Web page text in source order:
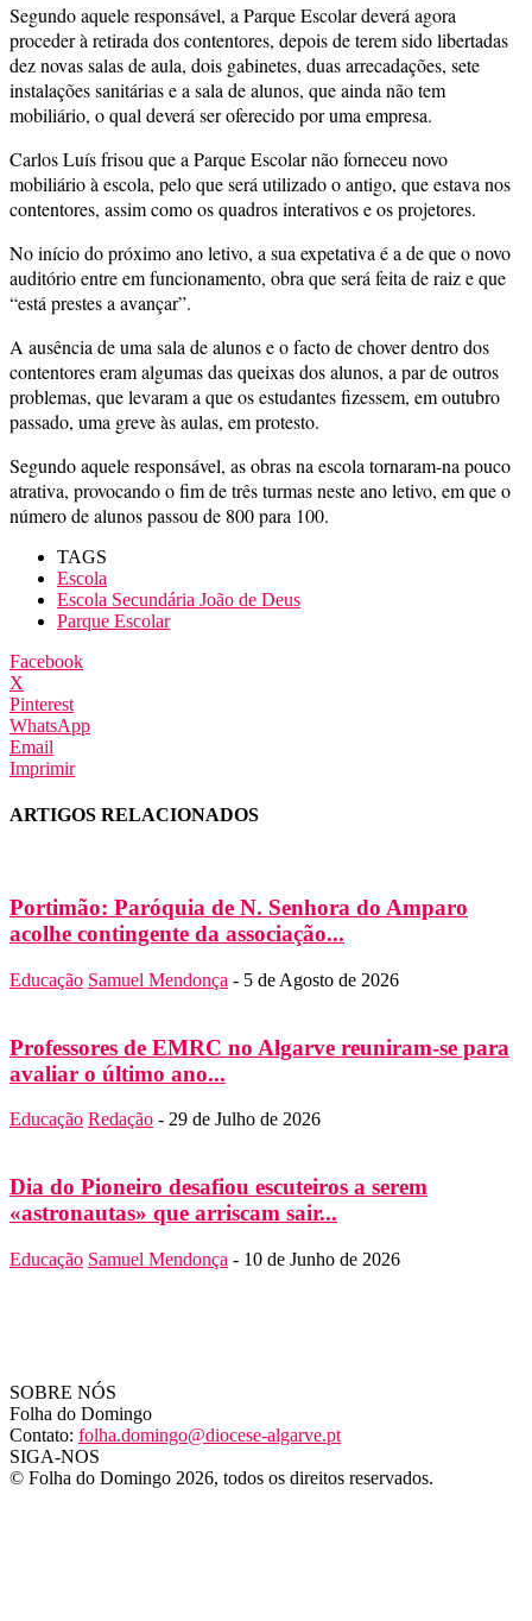
Segundo aquele responsável, a Parque Escolar deverá agora
proceder à retirada dos contentores, depois de terem sido libertadas
dez novas salas de aula, dois gabinetes, duas arrecadações, sete
instalações sanitárias e a sala de alunos, que ainda não tem
mobiliário, o qual deverá ser oferecido por uma empresa.
Carlos Luís frisou que a Parque Escolar não forneceu novo
mobiliário à escola, pelo que será utilizado o antigo, que estava nos
contentores, assim como os quadros interativos e os projetores.
No início do próximo ano letivo, a sua expetativa é a de que o novo
auditório entre em funcionamento, obra que será feita de raiz e que
“está prestes a avançar”.
A ausência de uma sala de alunos e o facto de chover dentro dos
contentores eram algumas das queixas dos alunos, a par de outros
problemas, que levaram a que os estudantes fizessem, em outubro
passado, uma greve às aulas, em protesto.
Segundo aquele responsável, as obras na escola tornaram-na pouco
atrativa, provocando o fim de três turmas neste ano letivo, em que o
número de alunos passou de 800 para 100.
TAGS
Escola
Escola Secundária João de Deus
Parque Escolar
Facebook
X
Pinterest
WhatsApp
Email
Imprimir
ARTIGOS RELACIONADOS
Portimão: Paróquia de N. Senhora do Amparo
acolhe contingente da associação...
Educação Samuel Mendonça - 5 de Agosto de 2026
Professores de EMRC no Algarve reuniram-se para
avaliar o último ano...
Educação Redação - 29 de Julho de 2026
Dia do Pioneiro desafiou escuteiros a serem
«astronautas» que arriscam sair...
Educação Samuel Mendonça - 10 de Junho de 2026
SOBRE NÓS
Folha do Domingo
Contato: folha.domingo@diocese-algarve.pt
SIGA-NOS
© Folha do Domingo 2026, todos os direitos reservados.